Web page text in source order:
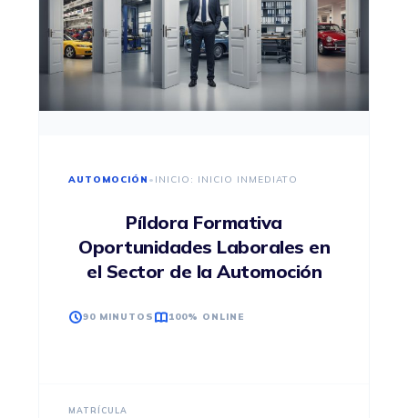
AUTOMOCIÓN • INICIO: INICIO INMEDIATO
Píldora Formativa
Oportunidades Laborales en
el Sector de la Automoción
90 MINUTOS 100% ONLINE
MATRÍCULA